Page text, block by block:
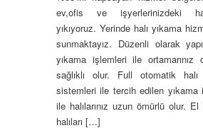
ev,ofis ve işyerlerinizdeki
yıkıyoruz. Yerinde halı yıkama
sunmaktayız. Düzenli olarak
yıkama işlemleri ile ortamarınız
sağlıklı olur. Full otomatik halı
sistemleri ile tercih edilen yıkama
ile halılarınız uzun ömürlü olur.
halıları […]